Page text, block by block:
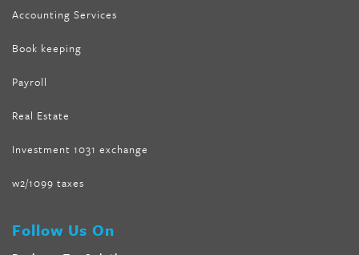
Accounting Services
Book keeping
Payroll
Real Estate
Investment 1031 exchange
w2/1099 taxes
Follow Us On